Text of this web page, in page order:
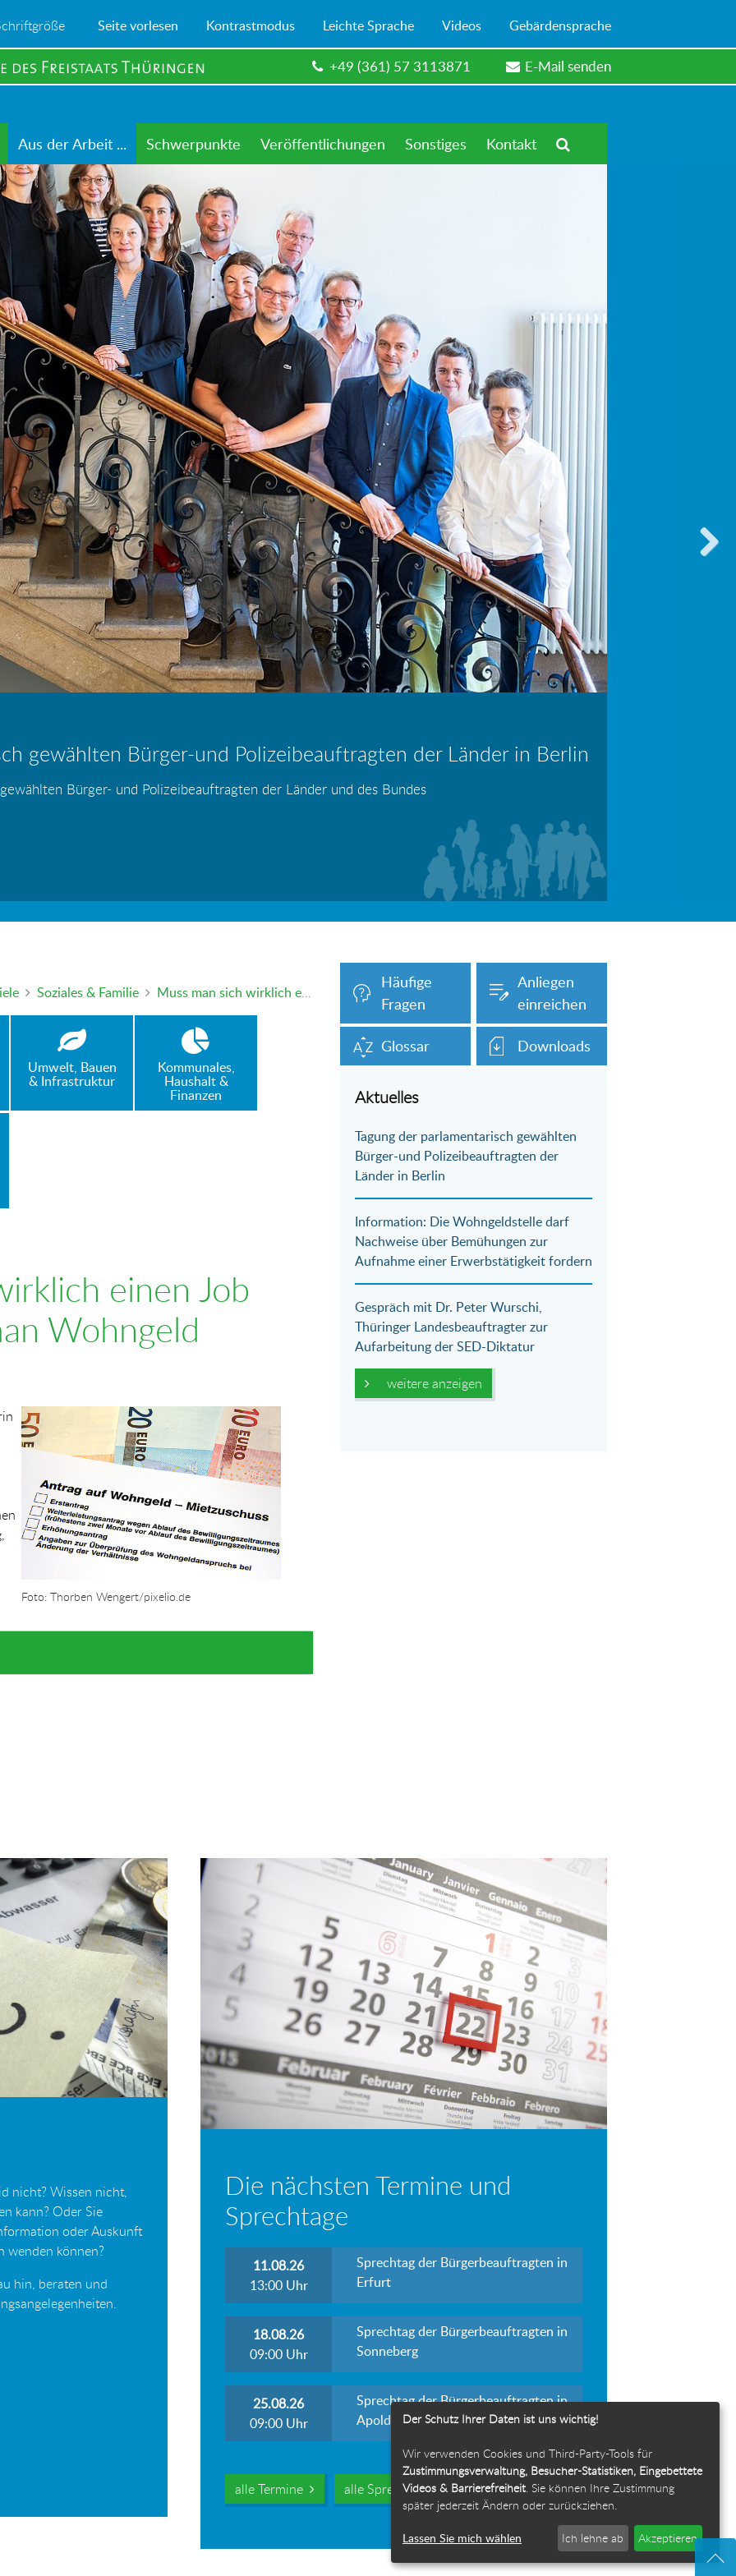
Seite vorlesen Kontrastmodus Leichte Sprache Videos Gebärdensprache
+49 (361) 57 3113871 E-Mail senden
Aus der Arbeit ... Schwerpunkte Veröffentlichungen Sonstiges Kontakt
gewählten Bürger-und Polizeibeauftragten der Länder in Berlin
Bürger- und Polizeibeauftragten der Länder und des Bundes
Information: Die Wohngeldstelle darf Nachweise über Bemühungen zur Aufnahme einer Erwerbstätigkeit fordern
– wer haftet für die Folgen?
Blei - gefährlich und inzwischen auch verboten!
mündlich an die Bürgerbeauftragte wenden. Nutzen Sie auch unser Onlineformular auf dieser
Soziales & Familie Muss man sich wirklich einen Job suchen, bevor man Wohngeld bekommt?
Umwelt, Bauen
& Infrastruktur
Kommunales,
Haushalt &
Finanzen
einen Job
Wohngeld
Show larger version for:
Foto: Thorben Wengert/pixelio.de
Häufige
Fragen
Anliegen
einreichen
Glossar Downloads
Aktuelles
Tagung der parlamentarisch gewählten
Bürger-und Polizeibeauftragten der
Länder in Berlin
Information: Die Wohngeldstelle darf
Nachweise über Bemühungen zur
Aufnahme einer Erwerbstätigkeit fordern
Gespräch mit Dr. Peter Wurschi,
Thüringer Landesbeauftragter zur
Aufarbeitung der SED-Diktatur
weitere anzeigen
nicht? Wissen nicht,
kann? Oder Sie
oder Auskunft
wenden können?
hin, beraten und
Die nächsten Termine und
Sprechtage
11.08.26
13:00 Uhr
Sprechtag der Bürgerbeauftragten in
Erfurt
18.08.26
09:00 Uhr
Sprechtag der Bürgerbeauftragten in
Sonneberg
25.08.26
09:00 Uhr
Sprechtag der Bürgerbeauftragten in
Apolda
alle Termine alle Sprechtage
Der Schutz Ihrer Daten ist uns wichtig!
Wir verwenden Cookies und Third-Party-Tools für
Zustimmungsverwaltung, Besucher-Statistiken, Eingebettete
Videos & Barrierefreiheit. Sie können Ihre Zustimmung
später jederzeit Ändern oder zurückziehen.
Lassen Sie mich wählen Ich lehne ab Akzeptieren